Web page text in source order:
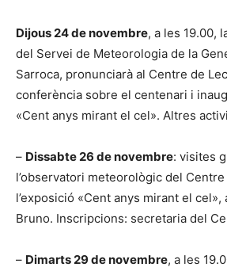
Dijous 24 de novembre, a les 19.00,
del Servei de Meteorologia de la
Sarroca, pronunciarà al Centre de
conferència sobre el centenari i
«Cent anys mirant el cel». Altres
– Dissabte 26 de novembre: visites
l’observatori meteorològic del
l’exposició «Cent anys mirant el
Bruno. Inscripcions: secretaria del
– Dimarts 29 de novembre, a les